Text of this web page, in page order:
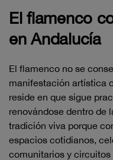
El flamenco
en Andalucía
El flamenco no se
manifestación artística
reside en que sigue
renovándose dentro de
tradición viva porque
espacios cotidianos,
comunitarios y